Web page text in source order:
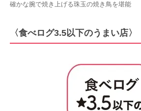
確かな腕で焼き上げる珠玉の焼き鳥を堪能
〈食べログ3.5以下のうまい店〉